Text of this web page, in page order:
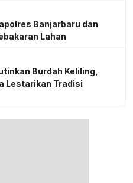
Banjarbaru dan
Lahan
Burdah Keliling,
Lestarikan Tradisi